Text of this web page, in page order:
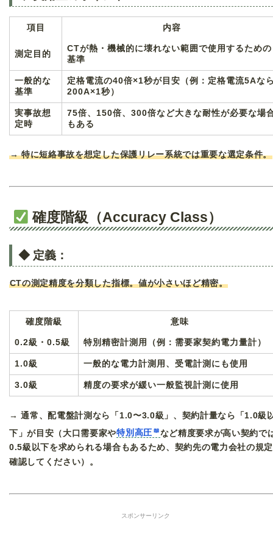
項目 内容
測定目的
CTが熱・機械的に壊れない範囲で使用するための
基準
一般的な
基準
定格電流の40倍×1秒が目安（例：定格電流5Aな
200A×1秒）
実事故想
定時
75倍、150倍、300倍など大きな耐性が必要な場
もある
→ 特に短絡事故を想定した保護リレー系統では重要な選定条件。
確度階級（Accuracy Class）
◆ 定義：
CTの測定精度を分類した指標。値が小さいほど精密。
確度階級 意味
0.2級・0.5級 特別精密計測用（例：需要家契約電力量計）
1.0級 一般的な電力計測用、受電計測にも使用
3.0級 精度の要求が緩い一般監視計測に使用
→ 通常、配電盤計測なら「1.0〜3.0級」、契約計量なら「1.0級
下」が目安（大口需要家や特別高圧
など精度要求が高い契約で
0.5級以下を求められる場合もあるため、契約先の電力会社の規
確認してください）。
スポンサーリンク